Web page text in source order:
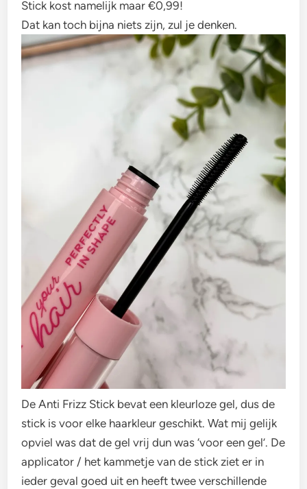
Stick kost namelijk maar €0,99!
Dat kan toch bijna niets zijn, zul je denken.
De Anti Frizz Stick bevat een kleurloze gel, dus de
stick is voor elke haarkleur geschikt. Wat mij gelijk
opviel was dat de gel vrij dun was ‘voor een gel’. De
applicator / het kammetje van de stick ziet er in
ieder geval goed uit en heeft twee verschillende